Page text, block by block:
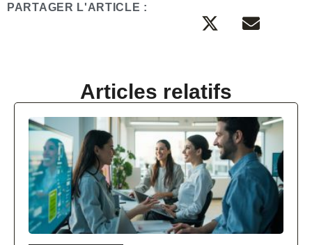
PARTAGER L'ARTICLE :
Articles relatifs